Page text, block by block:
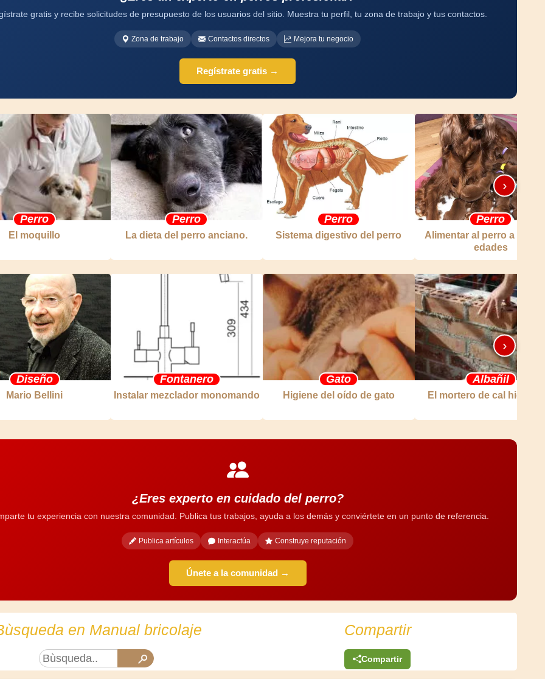
gratis y recibe solicitudes de presupuesto de los usuarios del sitio. Muestra tu perfil, tu zona de trabajo y tus contactos.
Zona de trabajo Contactos directos Mejora tu negocio
Regístrate gratis →
Perro
El moquillo
Perro
La dieta del perro anciano.
Perro
Sistema digestivo del perro
Perro
Alimentar al perro a
edades
›
Diseño
Mario Bellini
Fontanero
Instalar mezclador monomando
Gato
Higiene del oído de gato
Albañil
El mortero de cal
›
¿Eres experto en cuidado del perro?
tu experiencia con nuestra comunidad. Publica tus trabajos, ayuda a los demás y conviértete en un punto de referencia.
Publica artículos Interactúa Construye reputación
Únete a la comunidad →
en Manual bricolaje Compartir
Compartir